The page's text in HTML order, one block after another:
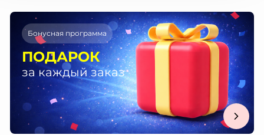
Бонусная программа
ПОДАРОК
за каждый заказ